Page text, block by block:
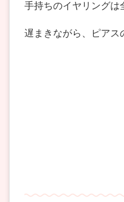
手持ちのイヤリングは
遅まきながら、ピアス